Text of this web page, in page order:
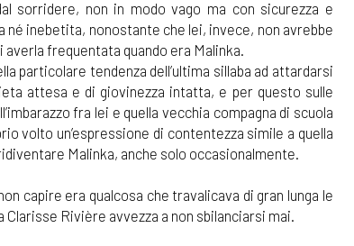
sorridere, non in modo vago ma con sicurezza e
né inebetita, nonostante che lei, invece, non avrebbe
frequentata quando era Malinka.
particolare tendenza dell’ultima sillaba ad attardarsi
attesa e di giovinezza intatta, e per questo sulle
fra lei e quella vecchia compagna di scuola
volto un’espressione di contentezza simile a quella
Malinka, anche solo occasionalmente.
capire era qualcosa che travalicava di gran lunga le
Rivière avvezza a non sbilanciarsi mai.